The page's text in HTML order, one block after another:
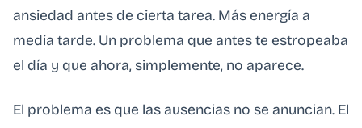
ansiedad antes de cierta tarea. Más energía a
media tarde. Un problema que antes te estropeaba
el día y que ahora, simplemente, no aparece.
El problema es que las ausencias no se anuncian. El